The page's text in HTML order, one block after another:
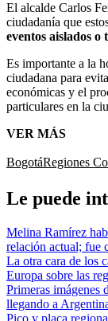
El alcalde Carlos
ciudadanía que
eventos aislados o
Es importante a la
ciudadana para
económicas y el
particulares en la
VER MÁS
BogotáRegiones
Le puede
Melina Ramírez
relación actual; fue
La otra cara de los
Europa sobre las
Primeras imágenes
llegando a